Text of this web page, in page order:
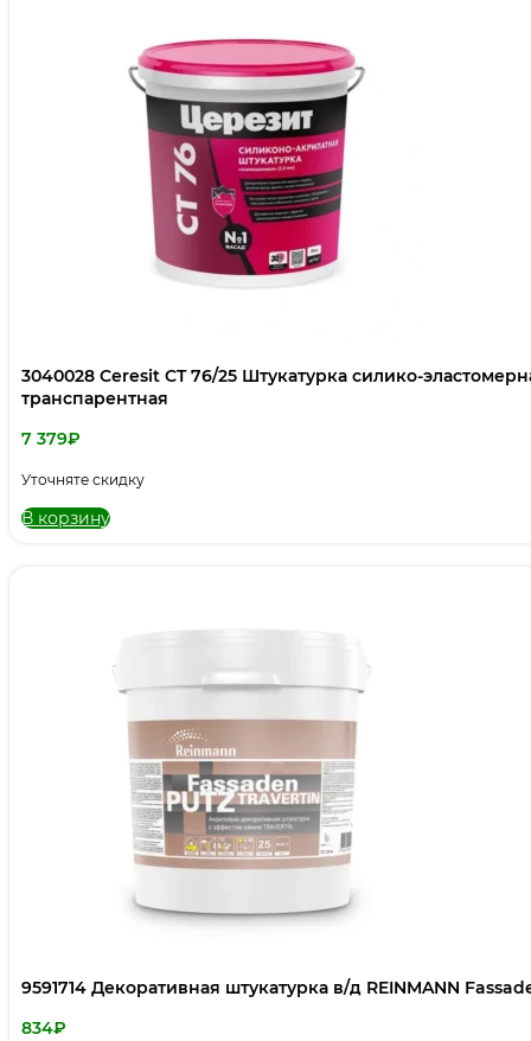
3040028 Ceresit CT 76/25 Штукатурка силико-
транспарентная
7 379₽
Уточняте скидку
В корзину
9591714 Декоративная штукатурка в/д REINMANN
834₽